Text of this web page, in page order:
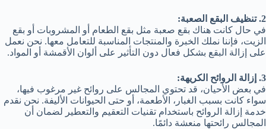
2. تنظيف البقع الصعبة:
في حال كانت هناك بقع صعبة مثل بقع الطعام أو المشروبات أو بقع
الزيت، فإننا نملك الخبرة والمنتجات المناسبة للتعامل معها. نحن نعمل
على إزالة البقع بشكل فعال دون التأثير على ألوان الأقمشة أو المواد.
3. إزالة الروائح الكريهة:
في بعض الأحيان، قد تحتوي المجالس على روائح غير مرغوب فيها،
سواء كانت بسبب الغبار، الأطعمة، أو حتى الحيوانات الأليفة. نحن نقدم
خدمة إزالة الروائح باستخدام تقنيات التعقيم والتعطير لضمان أن
المجالس رائحتها منعشة دائمًا.